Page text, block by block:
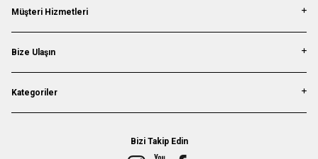
Müşteri Hizmetleri
Bize Ulaşın
Kategoriler
Bizi Takip Edin